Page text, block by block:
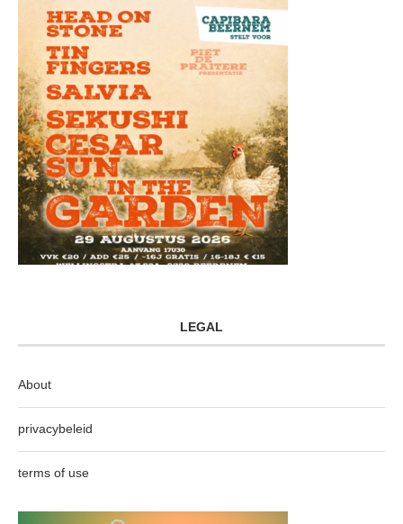
LEGAL
About
privacybeleid
terms of use